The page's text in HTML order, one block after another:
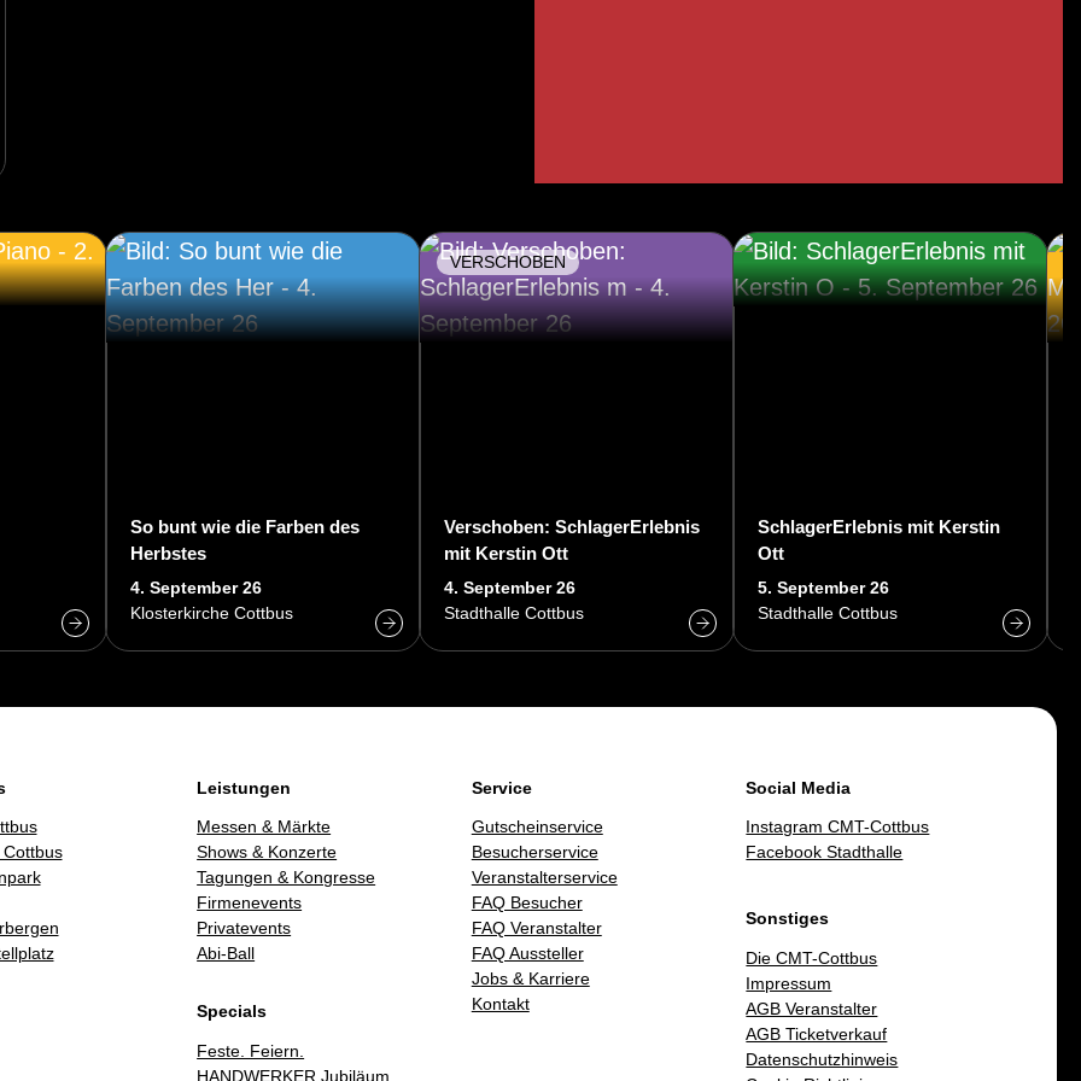
So bunt wie die Farben des
Herbstes
4. September 26
Klosterkirche Cottbus
VERSCHOBEN
Verschoben: SchlagerErlebnis
mit Kerstin Ott
4. September 26
Stadthalle Cottbus
SchlagerErlebnis mit Kerstin
Ott
5. September 26
Stadthalle Cottbus
Leistungen
Messen & Märkte
Shows & Konzerte
Tagungen & Kongresse
Firmenevents
Privatevents
Abi-Ball
Specials
Feste. Feiern.
HANDWERKER Jubiläum
Service
Gutscheinservice
Besucherservice
Veranstalterservice
FAQ Besucher
FAQ Veranstalter
FAQ Aussteller
Jobs & Karriere
Kontakt
Social Media
Instagram CMT-Cottbus
Facebook Stadthalle
Sonstiges
Die CMT-Cottbus
Impressum
AGB Veranstalter
AGB Ticketverkauf
Datenschutzhinweis